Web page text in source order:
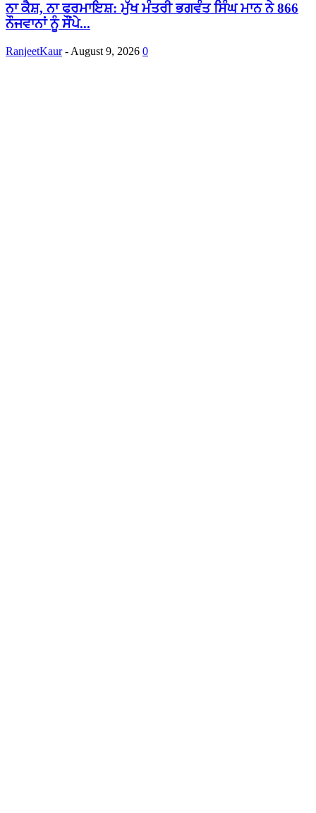
ਨਾ ਕੈਸ਼, ਨਾ ਫਰਮਾਇਸ਼: ਮੁੱਖ ਮੰਤਰੀ ਭਗਵੰਤ ਸਿੰਘ ਮਾਨ ਨੇ 866
ਨੌਜਵਾਨਾਂ ਨੂੰ ਸੌਂਪੇ...
RanjeetKaur - August 9, 2026 0